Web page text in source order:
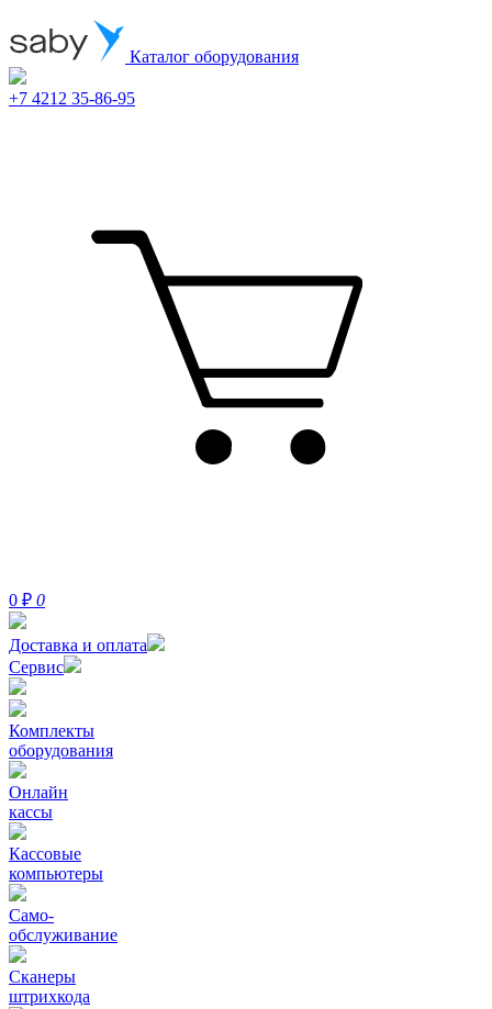
Каталог оборудования
+7 4212 35-86-95
0 ₽ 0
Доставка и оплата
Сервис
Комплекты
оборудования
Онлайн
кассы
Кассовые
компьютеры
Само-
обслуживание
Сканеры
штрихкода